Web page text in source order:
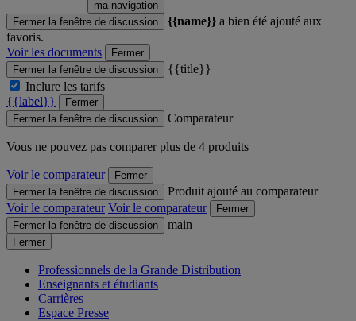
ma navigation
Fermer la fenêtre de discussion
{{name}} a bien été ajouté aux
favoris.
Voir les documents
Fermer
Fermer la fenêtre de discussion
{{title}}
Inclure les tarifs
{{label}}
Fermer
Fermer la fenêtre de discussion
Comparateur
Vous ne pouvez pas comparer plus de 4 produits
Voir le comparateur
Fermer
Fermer la fenêtre de discussion
Produit ajouté au comparateur
Voir le comparateur Voir le comparateur
Fermer
Fermer la fenêtre de discussion
main
Fermer
Professionnels de la Grande Distribution
Enseignants et étudiants
Carrières
Espace Presse